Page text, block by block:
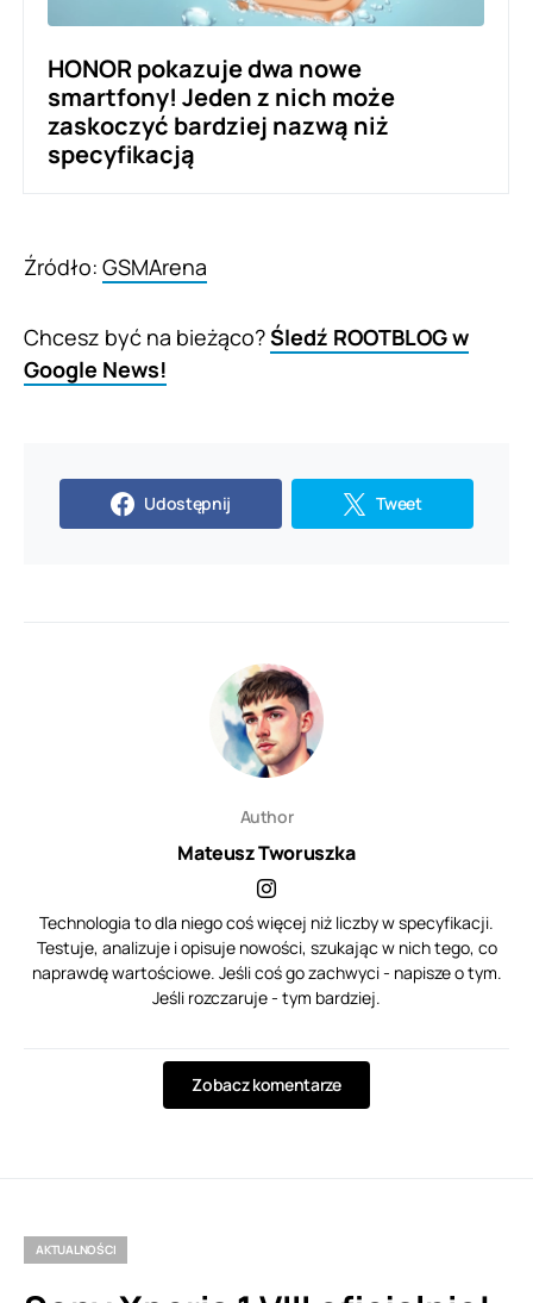
HONOR pokazuje dwa nowe
smartfony! Jeden z nich może
zaskoczyć bardziej nazwą niż
specyfikacją
Źródło: GSMArena
Chcesz być na bieżąco?Śledź ROOTBLOG w
Google News!
Udostępnij Tweet
Author
Mateusz Tworuszka
Technologia to dla niego coś więcej niż liczby w specyfikacji.
Testuje, analizuje i opisuje nowości, szukając w nich tego, co
naprawdę wartościowe. Jeśli coś go zachwyci - napisze o tym.
Jeśli rozczaruje - tym bardziej.
Zobacz komentarze
AKTUALNOŚCI